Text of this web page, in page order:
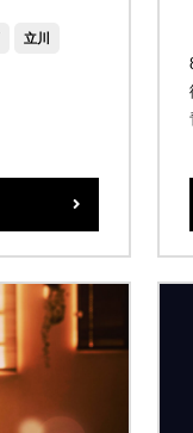
立川